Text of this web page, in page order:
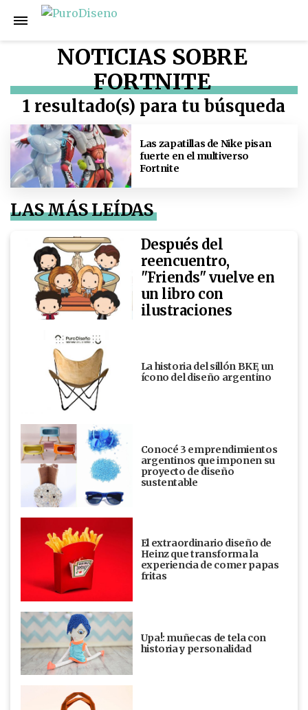
NOTICIAS SOBRE
FORTNITE
1 resultado(s) para tu búsqueda
Las zapatillas de Nike pisan
fuerte en el multiverso
Fortnite
LAS MÁS LEÍDAS
Después del
reencuentro,
"Friends" vuelve en
un libro con
ilustraciones
La historia del sillón BKF, un
ícono del diseño argentino
Conocé 3 emprendimientos
argentinos que imponen su
proyecto de diseño
sustentable
El extraordinario diseño de
Heinz que transforma la
experiencia de comer papas
fritas
Upa!: muñecas de tela con
historia y personalidad